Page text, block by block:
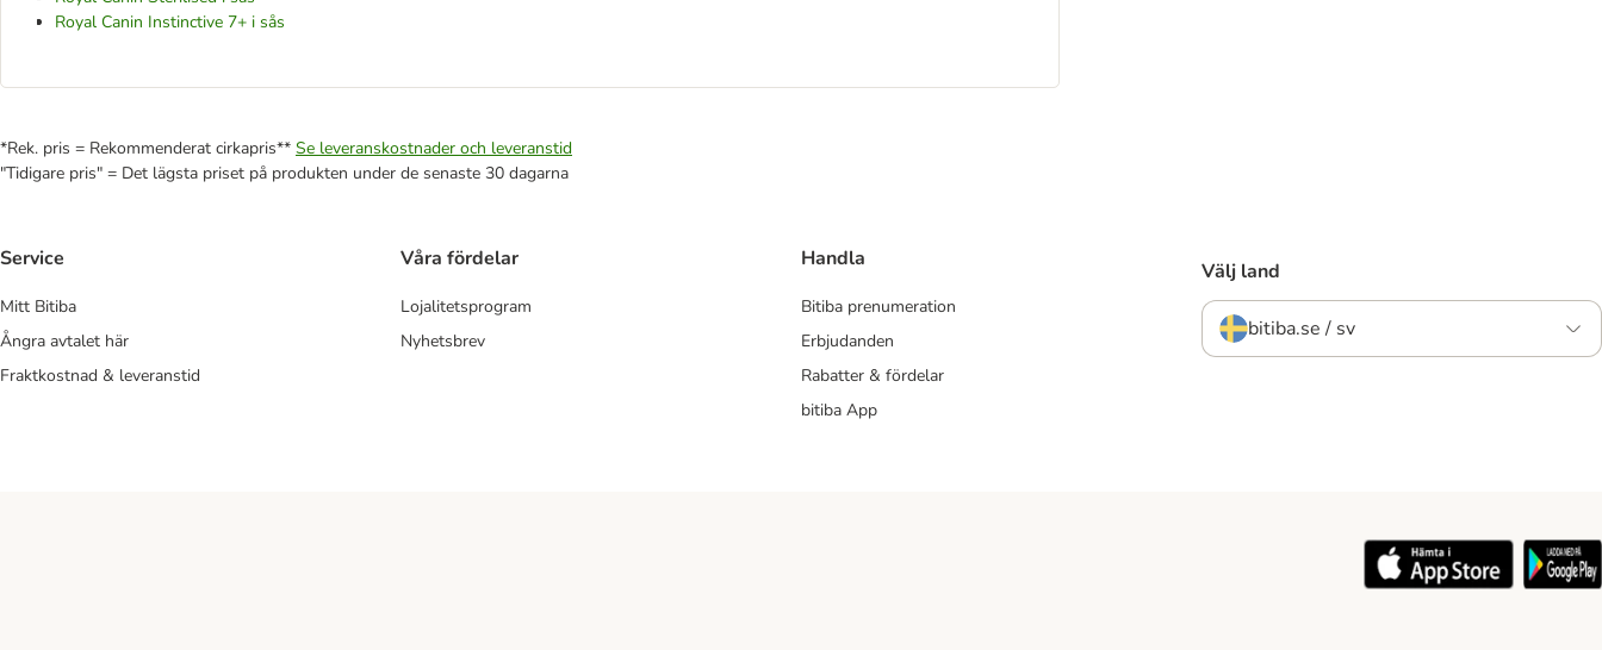
Royal Canin Instinctive 7+ i sås
*Rek. pris = Rekommenderat cirkapris** Se leveranskostnader och leveranstid
"Tidigare pris" = Det lägsta priset på produkten under de senaste 30 dagarna
Service
Mitt Bitiba
Ångra avtalet här
Fraktkostnad & leveranstid
Våra fördelar
Lojalitetsprogram
Nyhetsbrev
Handla
Bitiba prenumeration
Erbjudanden
Rabatter & fördelar
bitiba App
Välj land
bitiba.se / sv